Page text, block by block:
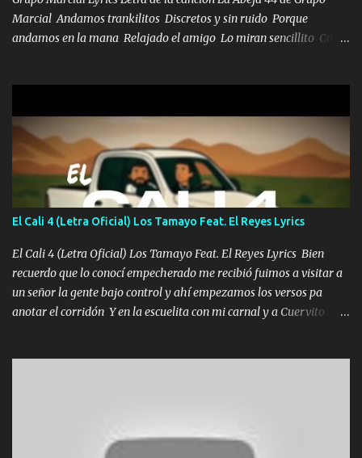
Marcial Andamos trankilitos Discretos y sin ruido Porque
andamos en la mana Relajado el amigo Lo miran sencillito Con
coronamos Se jala los marciales Y sus guitarras ya van sonando
Un gallardo me prendo Para agarrar el vuelo y la mente y
tranquilizando Tomense un buen trago Y así es como empezamos
los versos que voy cantando (Music) A vido alta y bajas La carreta
se atora Pero nunca le aflojamos Ya me han pasado cosas Y
aunque ustedes no sepan Pero la vida es muy corta Hay que
echarle chingazos Y seguir trabajando porque nada es...
El Cali 4 (Letra Oficial) Los Tamayo Feat. El Reyes Lyrics
El Cali 4 (Letra Oficial) Los Tamayo Feat. El Reyes Lyrics Bien
recuerdo que lo conocí empecherado me recibió fuimos a visitar a
un señor la gente bajo control y ahí empezamos los versos pa
anotar el corridón Y en la escuelita con mi carnal y a Cuervito
verde se le extraña pa que sepan Aquí Pura GENTE DE LA RANA 🐸